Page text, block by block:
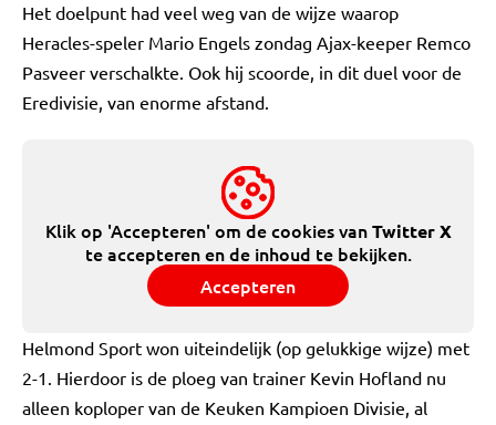
Het doelpunt had veel weg van de wijze waarop
Heracles-speler Mario Engels zondag Ajax-keeper Remco
Pasveer verschalkte. Ook hij scoorde, in dit duel voor de
Eredivisie, van enorme afstand.
Klik op 'Accepteren' om de cookies vanTwitter X
te accepteren en de inhoud te bekijken.
Accepteren
Helmond Sport won uiteindelijk (op gelukkige wijze) met
2-1. Hierdoor is de ploeg van trainer Kevin Hofland nu
alleen koploper van de Keuken Kampioen Divisie, al